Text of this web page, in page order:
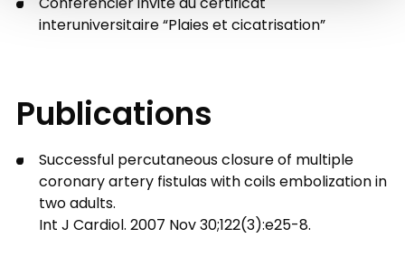
Conférencier invité au certificat
interuniversitaire “Plaies et cicatrisation”
Publications
Successful percutaneous closure of multiple
coronary artery fistulas with coils embolization in
two adults.
Int J Cardiol. 2007 Nov 30;122(3):e25-8.